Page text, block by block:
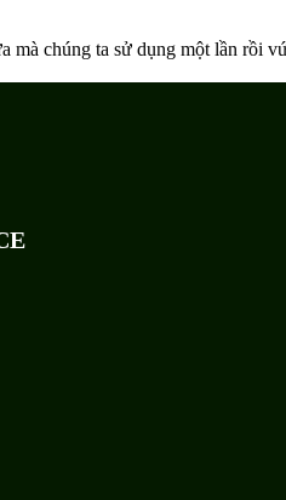
mà chúng ta sử dụng một lần rồi